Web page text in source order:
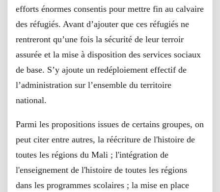
efforts énormes consentis pour mettre fin au calvaire
des réfugiés. Avant d’ajouter que ces réfugiés ne
rentreront qu’une fois la sécurité de leur terroir
assurée et la mise à disposition des services sociaux
de base. S’y ajoute un redéploiement effectif de
l’administration sur l’ensemble du territoire
national.
Parmi les propositions issues de certains groupes, on
peut citer entre autres, la réécriture de l'histoire de
toutes les régions du Mali ; l'intégration de
l'enseignement de l'histoire de toutes les régions
dans les programmes scolaires ; la mise en place